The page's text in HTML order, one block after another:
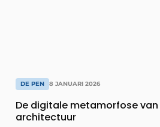
DE PEN 8 JANUARI 2026
De digitale metamorfose
architectuur